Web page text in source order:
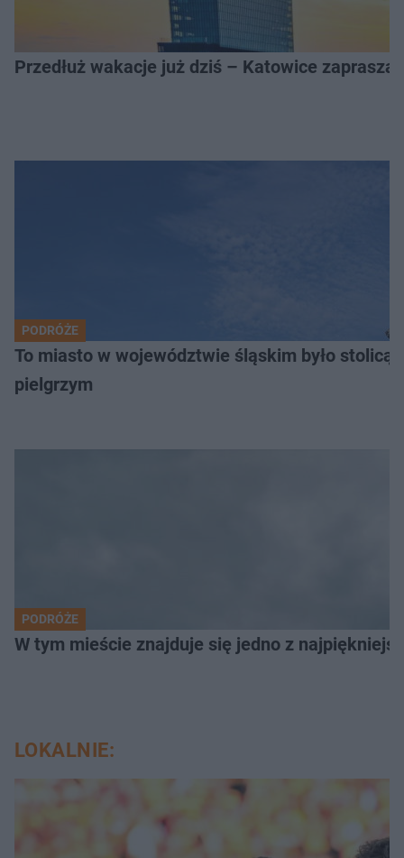
Przedłuż wakacje już dziś – Katowice
PODRÓŻE
To miasto w województwie śląskim było
pielgrzym
PODRÓŻE
W tym mieście znajduje się jedno z
LOKALNIE: